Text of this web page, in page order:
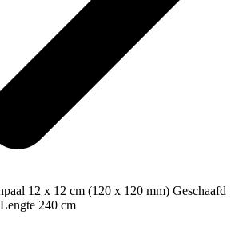
12 x 12 cm (120 x 120 mm) Geschaafd
240 cm